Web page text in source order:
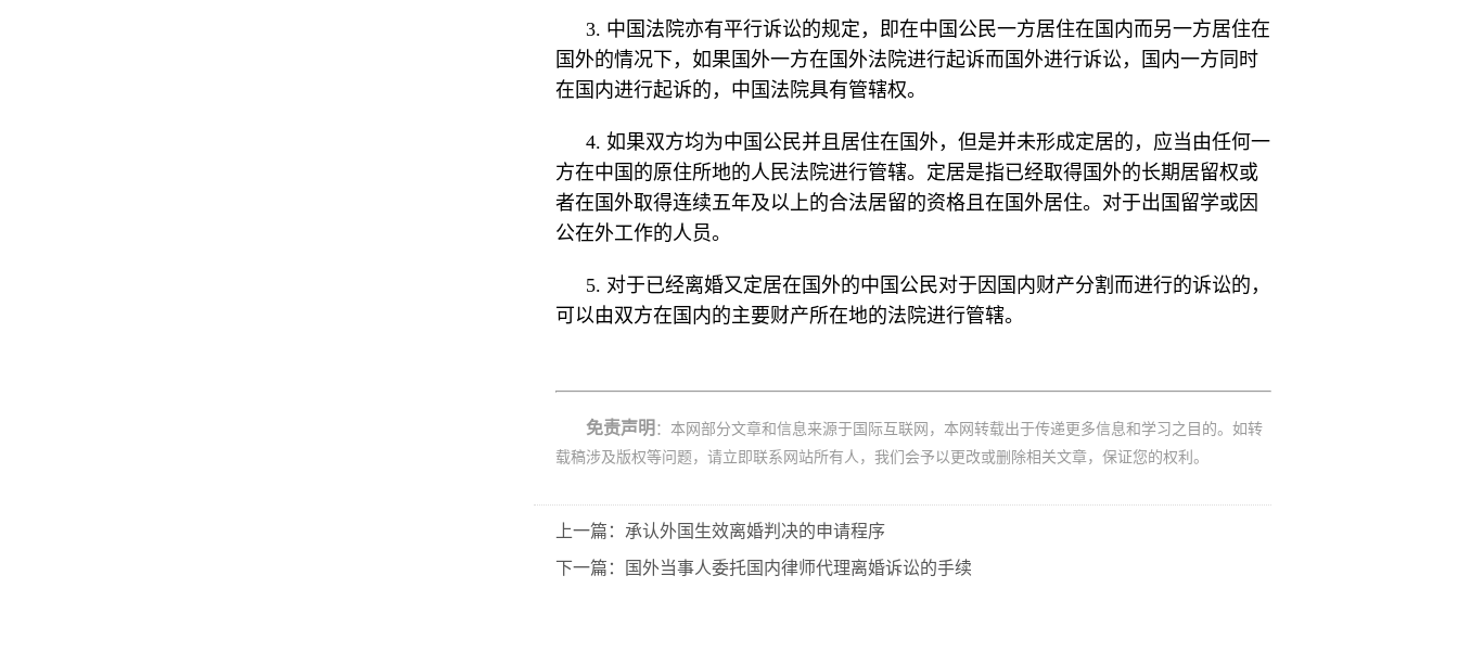
3. 中国法院亦有平行诉讼的规定，即在中国公民一方居住在国内而另一方居住在
国外的情况下，如果国外一方在国外法院进行起诉而国外进行诉讼，国内一方同时
在国内进行起诉的，中国法院具有管辖权。
4. 如果双方均为中国公民并且居住在国外，但是并未形成定居的，应当由任何一
方在中国的原住所地的人民法院进行管辖。定居是指已经取得国外的长期居留权或
者在国外取得连续五年及以上的合法居留的资格且在国外居住。对于出国留学或因
公在外工作的人员。
5. 对于已经离婚又定居在国外的中国公民对于因国内财产分割而进行的诉讼的，
可以由双方在国内的主要财产所在地的法院进行管辖。
免责声明 ：本网部分文章和信息来源于国际互联网，本网转载出于传递更多信息和学习之目的。如转
载稿涉及版权等问题，请立即联系网站所有人，我们会予以更改或删除相关文章，保证您的权利。
上一篇：承认外国生效离婚判决的申请程序
下一篇：国外当事人委托国内律师代理离婚诉讼的手续